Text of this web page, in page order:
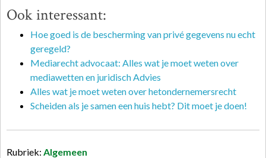
Ook interessant:
Hoe goed is de bescherming van privé gegevens nu echt
geregeld?
Mediarecht advocaat: Alles wat je moet weten over
mediawetten en juridisch Advies
Alles wat je moet weten over hetondernemersrecht
Scheiden als je samen een huis hebt? Dit moet je doen!
Rubriek: Algemeen